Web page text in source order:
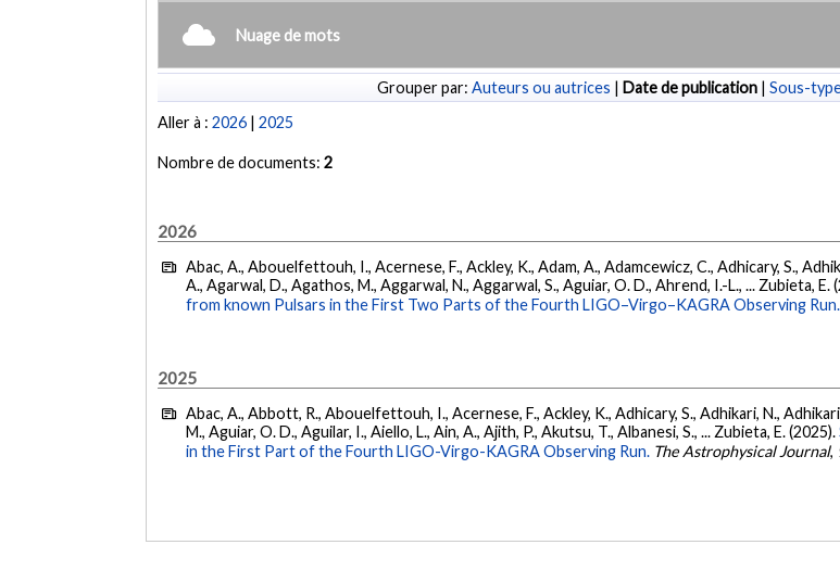
Nuage de mots
Grouper par: Auteurs ou autrices | Date de publication | Sous-
Aller à :2026 |2025
Nombre de documents:2
2026
Abac, A., Abouelfettouh, I., Acernese, F., Ackley, K., Adam, A., Adamcewicz, C., Adhicary, S.,
A., Agarwal, D., Agathos, M., Aggarwal, N., Aggarwal, S., Aguiar, O. D., Ahrend, I.-L., ... Zubieta, E.
from known Pulsars in the First Two Parts of the Fourth LIGO–Virgo–KAGRA Observing Run.
2025
Abac, A., Abbott, R., Abouelfettouh, I., Acernese, F., Ackley, K., Adhicary, S., Adhikari, N.,
M., Aguiar, O. D., Aguilar, I., Aiello, L., Ain, A., Ajith, P., Akutsu, T., Albanesi, S., ... Zubieta, E. (2025).
in the First Part of the Fourth LIGO-Virgo-KAGRA Observing Run. The Astrophysical Journal,